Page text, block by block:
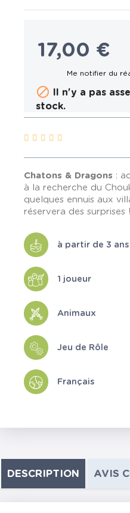
17,00 €
 Il n'y a pas
stock.
Chatons & Dragons :
à la recherche du
quelques ennuis aux
réservera des surprises !
à partir de 3 ans
1 joueur
Animaux
Jeu de Rôle
Français
DESCRIPTION AVIS